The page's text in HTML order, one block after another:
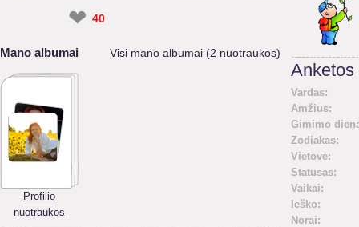
❤ 40
Mano albumai Visi mano albumai (2 nuotraukos)
Profilio
nuotraukos
Anketos
Vardas:
Amžius:
Gimimo
Zodiakas:
Vietovė:
Statusas:
Vaikai:
Ieško:
Norai: